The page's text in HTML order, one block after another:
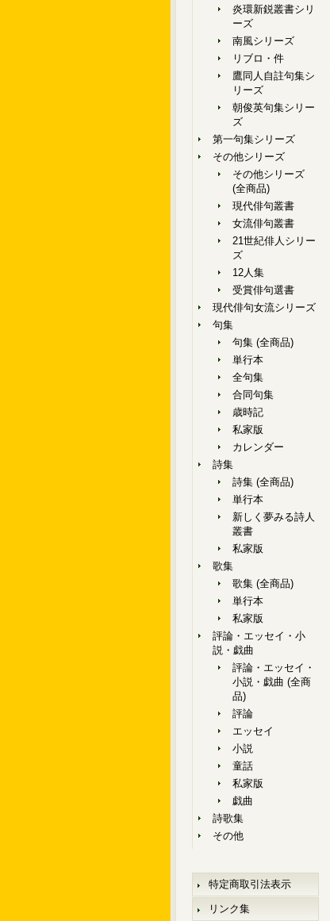
炎環新鋭叢書シリ
ーズ
南風シリーズ
リブロ・件
鷹同人自註句集シ
リーズ
朝俊英句集シリー
ズ
第一句集シリーズ
その他シリーズ
その他シリーズ
(全商品)
現代俳句叢書
女流俳句叢書
21世紀俳人シリー
ズ
12人集
受賞俳句選書
現代俳句女流シリーズ
句集
句集 (全商品)
単行本
全句集
合同句集
歳時記
私家版
カレンダー
詩集
詩集 (全商品)
単行本
新しく夢みる詩人
叢書
私家版
歌集
歌集 (全商品)
単行本
私家版
評論・エッセイ・小
説・戯曲
評論・エッセイ・
小説・戯曲 (全商
品)
評論
エッセイ
小説
童話
私家版
戯曲
詩歌集
その他
特定商取引法表示
リンク集